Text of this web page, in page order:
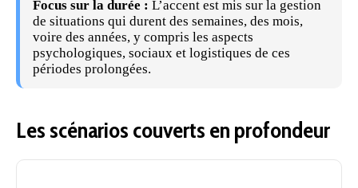
Focus sur la durée : L’accent est mis sur la gestion
de situations qui durent des semaines, des mois,
voire des années, y compris les aspects
psychologiques, sociaux et logistiques de ces
périodes prolongées.
Les scénarios couverts en profondeur